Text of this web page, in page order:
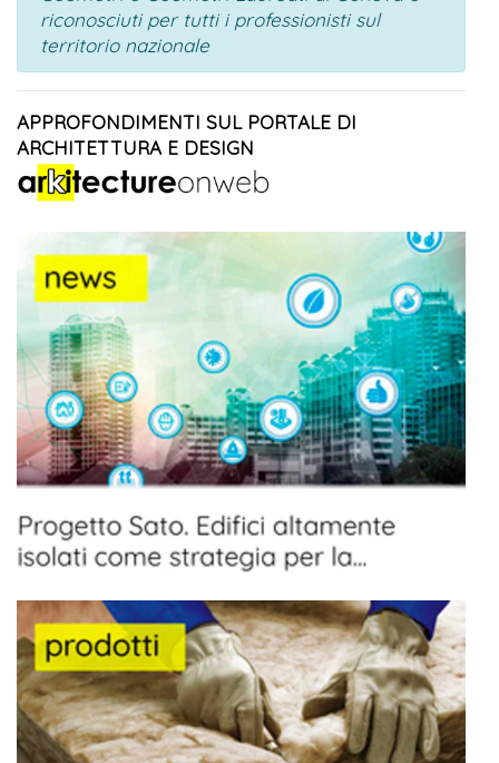
riconosciuti per tutti i professionisti sul
territorio nazionale
APPROFONDIMENTI SUL PORTALE DI
ARCHITETTURA E DESIGN